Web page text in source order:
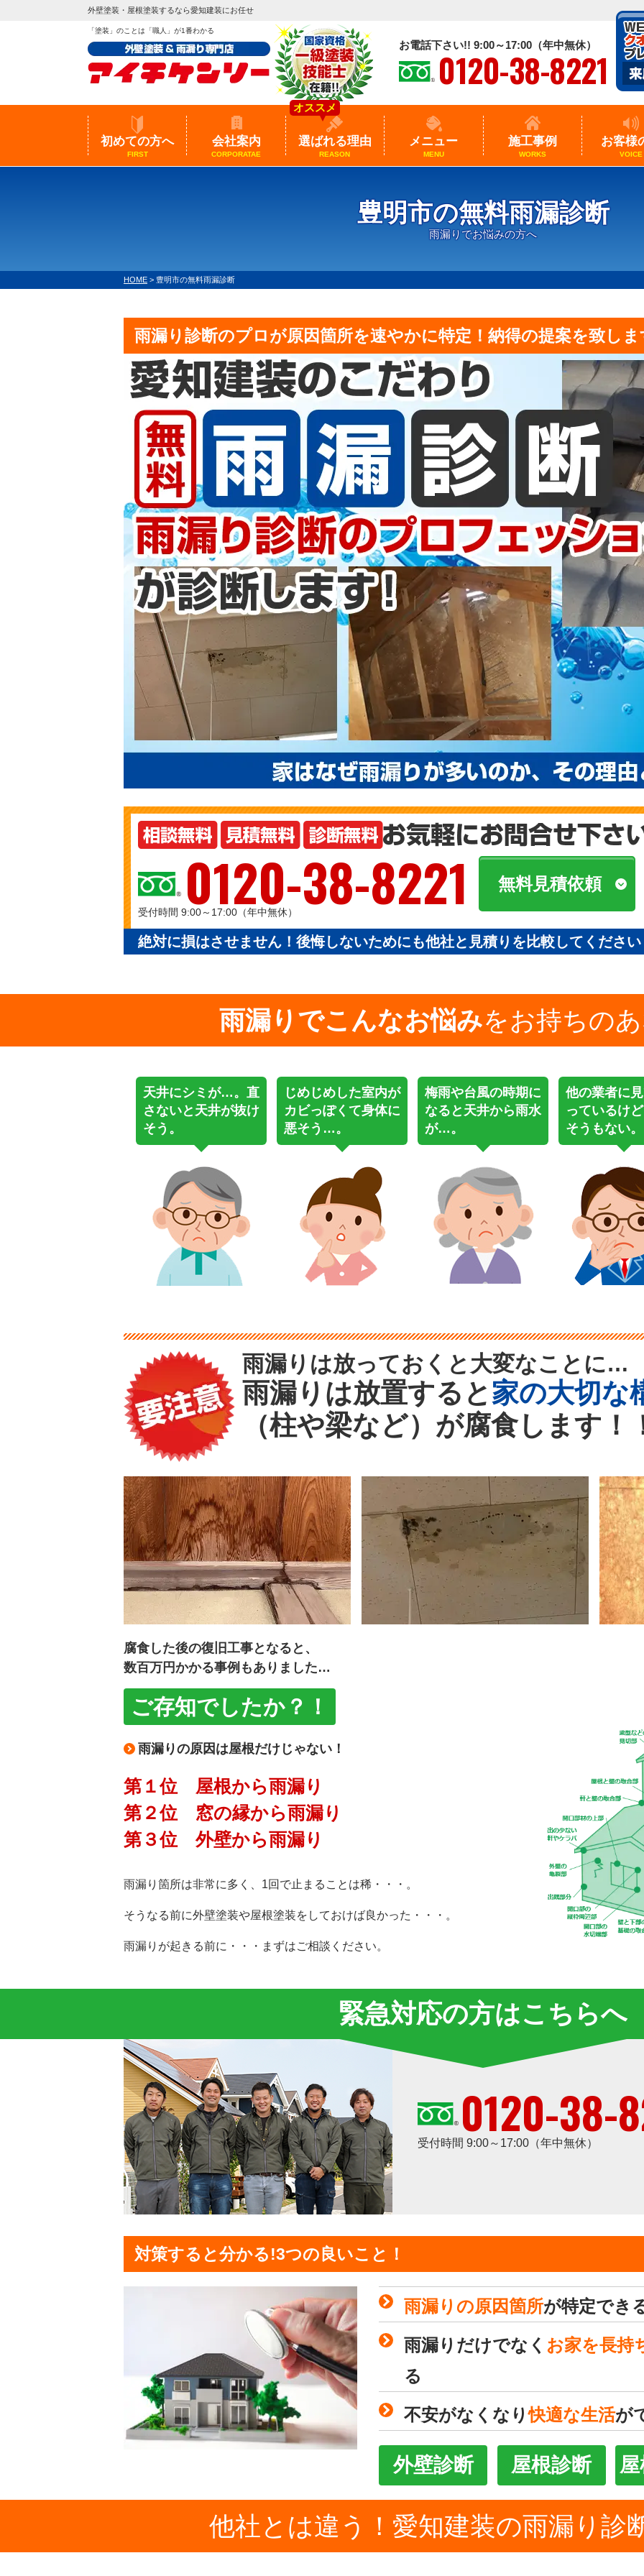
外壁塗装・屋根塗装するなら愛知建装にお任せ
「塗装」のことは「職人」が1番わかる
お電話下さい!! 9:00～17:00（年中無休）
0120-38-8221
初めての方へ
FIRST
会社案内
CORPORATAE
選ばれる理由
REASON
オススメ
メニュー
MENU
施工事例
WORKS
お客様
VOICE
豊明市の無料雨漏診断
雨漏りでお悩みの方へ
HOME > 豊明市の無料雨漏診断
雨漏り診断のプロが原因箇所を速やかに特定！納得の提案を致しま
0120-38-8221
受付時間 9:00～17:00（年中無休）
無料見積依頼
絶対に損はさせません！後悔しないためにも他社と見積りを比較してください
雨漏りでこんなお悩みをお持ちの
天井にシミが…。直
さないと天井が抜け
そう。
じめじめした室内が
カビっぽくて身体に
悪そう…。
梅雨や台風の時期に
なると天井から雨水
が…。
他の業者に
っているけ
そうもない。
雨漏りは放っておくと大変なことに…
雨漏りは放置すると家の大切な
（柱や梁など）が腐食します！
腐食した後の復旧工事となると、
数百万円かかる事例もありました…
ご存知でしたか？！
雨漏りの原因は屋根だけじゃない！
第１位 屋根から雨漏り
第２位 窓の縁から雨漏り
第３位 外壁から雨漏り
雨漏り箇所は非常に多く、1回で止まることは稀・・・。
そうなる前に外壁塗装や屋根塗装をしておけば良かった・・・。
雨漏りが起きる前に・・・まずはご相談ください。
緊急対応の方はこちらへ
0120-38-
受付時間 9:00～17:00（年中無休）
対策すると分かる!3つの良いこと！
雨漏りの原因箇所が特定でき
雨漏りだけでなく お家を長持
る
不安がなくなり快適な生活が
外壁診断 屋根診断
他社とは違う！愛知建装の雨漏り診